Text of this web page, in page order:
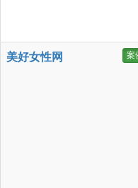
美好女性网 案